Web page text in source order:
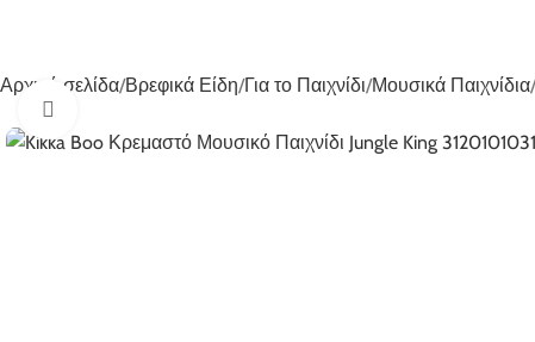
Αρχική σελίδα Βρεφικά Είδη Για το Παιχνίδι Μουσικά Παιχνίδια